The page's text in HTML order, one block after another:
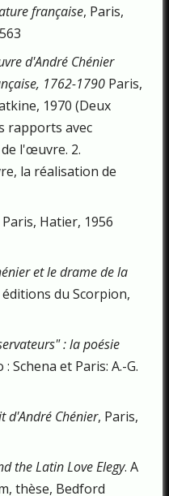
française, Paris,
d'André Chénier
1762-1790 Paris,
1970 (Deux
rapports avec
l'œuvre. 2.
la réalisation de
Paris, Hatier, 1956
et le drame de la
éditions du Scorpion,
: la poésie
: Schena et Paris: A.-G.
d'André Chénier, Paris,
the Latin Love Elegy. A
thèse, Bedford